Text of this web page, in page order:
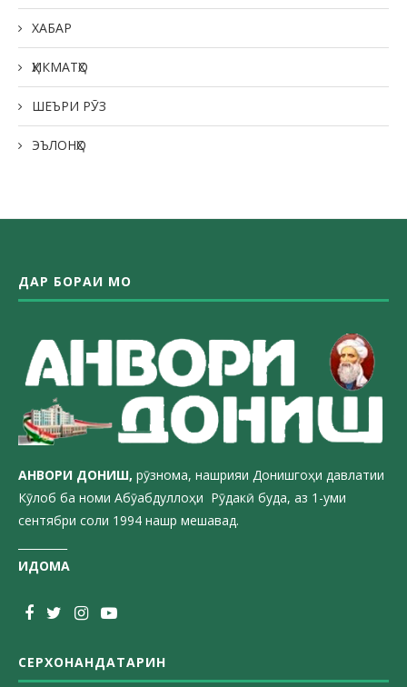
ХАБАР
ҲИКМАТҲО
ШЕЪРИ РӮЗ
ЭЪЛОНҲО
ДАР БОРАИ МО
АНВОРИ ДОНИШ, рӯзнома, нашрияи Донишгоҳи давлатии
Кӯлоб ба номи Абӯабдуллоҳи Рӯдакӣ буда, аз 1-уми
сентябри соли 1994 нашр мешавад.
ИДОМА
СЕРХОНАНДАТАРИН